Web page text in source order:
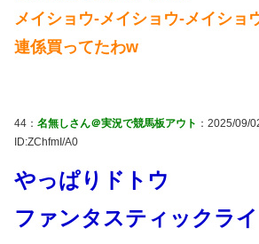
メイショウ-メイショウ-メイショ
連係買ってたわw
44： 名無しさん＠実況で競馬板アウト ：2025/09/
ID:ZChfmI/A0
やっぱりドトウ
ファンタスティックラ